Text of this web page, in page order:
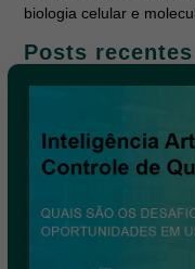
biologia celular e
Posts recentes